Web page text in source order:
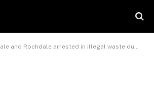
Rochdale arrested in illegal waste dumping probe | Manchester News